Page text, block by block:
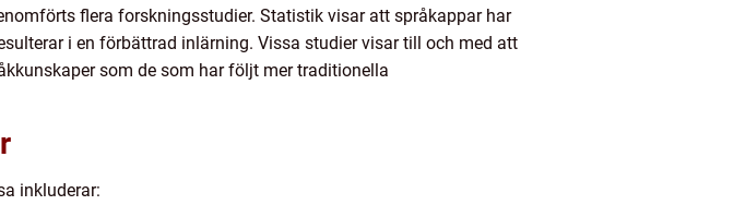
flera forskningsstudier. Statistik visar att språkappar har
i en förbättrad inlärning. Vissa studier visar till och med att
som de som har följt mer traditionella
inkluderar: